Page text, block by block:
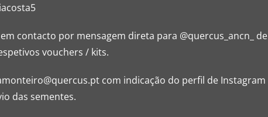
contacto por mensagem direta para @quercus_ancn_ de
vouchers / kits.
com indicação do perfil de Instagram
das sementes.